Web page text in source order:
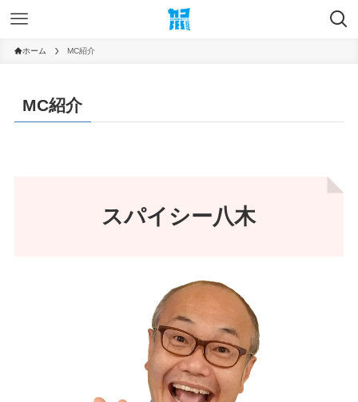
ホーム MC紹介
MC紹介
スパイシー八木